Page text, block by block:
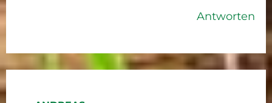
Antworten